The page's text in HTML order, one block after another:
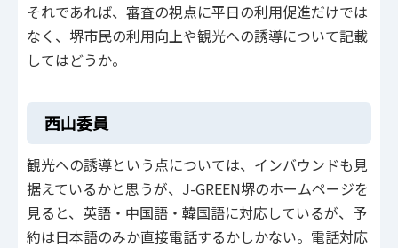
それであれば、審査の視点に平日の利用促進だけでは
なく、堺市民の利用向上や観光への誘導について記載
してはどうか。
西山委員
観光への誘導という点については、インバウンドも見
据えているかと思うが、J-GREEN堺のホームページを
見ると、英語・中国語・韓国語に対応しているが、予
約は日本語のみか直接電話するかしかない。電話対応